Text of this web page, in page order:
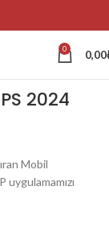
0 0,00
2024
Mobil
uygulamamızı